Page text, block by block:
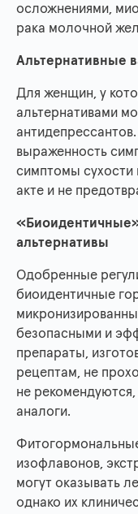
осложнениями,
рака молочной
Альтернативные
Для женщин, у
альтернативами
выраженность
симптомы
акте и не
альтернативы
Одобренные
биоидентичные
безопасными и
препараты,
рецептам, не
не
аналоги.
изофлавонов,
могут оказывать
однако их